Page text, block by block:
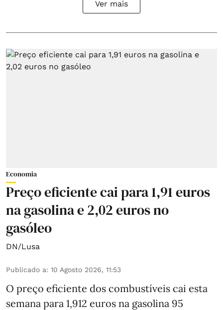
Ver mais
Economia
Preço eficiente cai para 1,91 euros
na gasolina e 2,02 euros no
gasóleo
DN/Lusa
Publicado a: 10 Agosto 2026, 11:53
O preço eficiente dos combustíveis cai esta
semana para 1,912 euros na gasolina 95